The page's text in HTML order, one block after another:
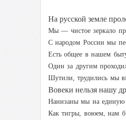
На русской земле
Мы — чистое зеркало
С народом России мы
Есть общее в нашем
Один за другим
Шутили, трудились мы
Вовеки нельзя нашу
Нанизаны мы на единую
Как тигры, воюем, нам